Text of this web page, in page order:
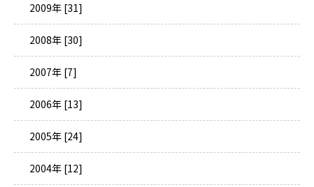
2009年 [31]
2008年 [30]
2007年 [7]
2006年 [13]
2005年 [24]
2004年 [12]